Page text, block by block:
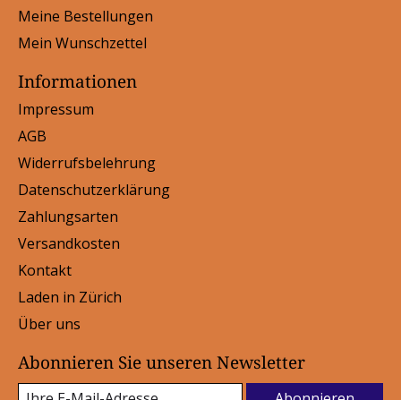
Meine Bestellungen
Mein Wunschzettel
Informationen
Impressum
AGB
Widerrufsbelehrung
Datenschutzerklärung
Zahlungsarten
Versandkosten
Kontakt
Laden in Zürich
Über uns
Abonnieren Sie unseren Newsletter